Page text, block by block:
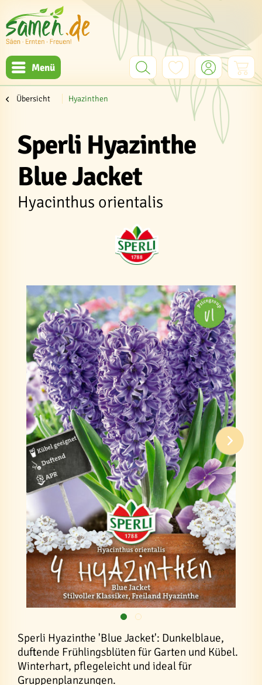
Menü
Übersicht Hyazinthen
Sperli Hyazinthe
Blue Jacket
Hyacinthus orientalis
Sperli Hyazinthe 'Blue Jacket': Dunkelblaue,
duftende Frühlingsblüten für Garten und Kübel.
Winterhart, pflegeleicht und ideal für
Gruppenplanzungen.